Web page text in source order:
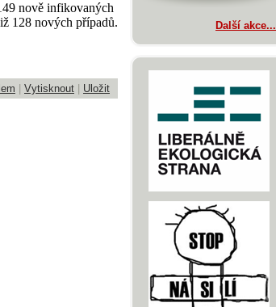
nově infikovaných
128 nových případů.
Vytisknout Uložit
Další akce...